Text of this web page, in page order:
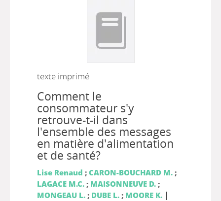
texte imprimé
Comment le
consommateur s'y
retrouve-t-il dans
l'ensemble des messages
en matière d'alimentation
et de santé?
Lise Renaud ; CARON-BOUCHARD M.;
LAGACE M.C.; MAISONNEUVE D.;
MONGEAU L.; DUBE L.; MOORE K. |